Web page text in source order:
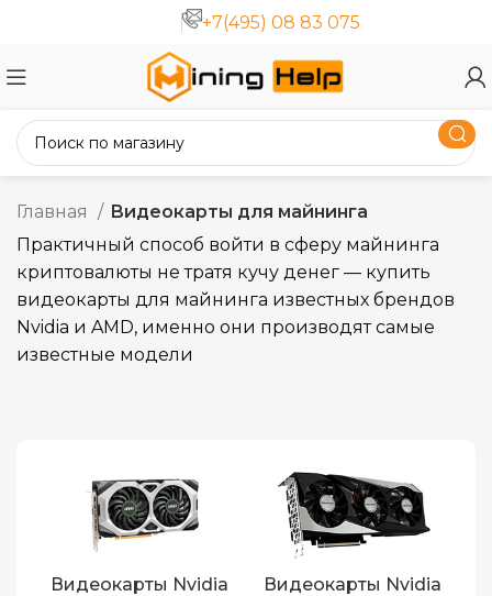
+7(495) 08 83 075
Главная
Видеокарты для майнинга
Практичный способ войти в сферу майнинга
криптовалюты не тратя кучу денег — купить
видеокарты для майнинга известных брендов
Nvidia и AMD, именно они производят самые
известные модели
Видеокарты Nvidia
Видеокарты Nvidia